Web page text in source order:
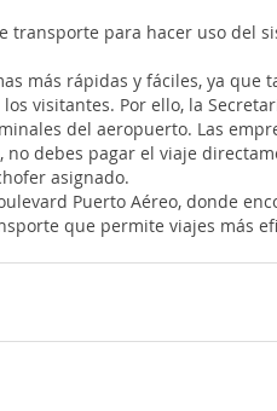
transporte para hacer uso del
más rápidas y fáciles, ya
visitantes. Por ello, la
del aeropuerto. Las
no debes pagar el viaje
asignado.
Puerto Aéreo, donde
que permite viajes más
Copa Airlines, Aeromexico